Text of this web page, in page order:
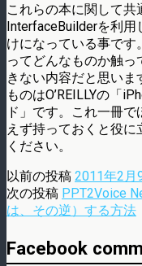
これらの本に関して
InterfaceBuilderを利用
けになっている事です
ってどんなものか触
きない内容だと思い
ものはO’REILLYの「
ド」です。これ一冊
えず持っておくと役
ください。
以前の投稿 2011年2月
次の投稿 PPT2Voice
は、その逆）する方法
Facebook